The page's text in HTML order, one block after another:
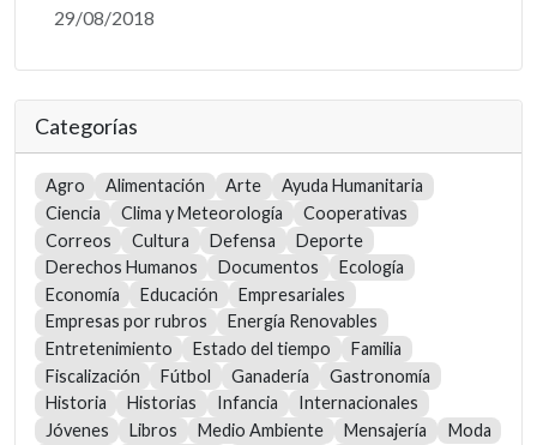
29/08/2018
Categorías
Agro Alimentación Arte
Ayuda Humanitaria
Ciencia
Clima y Meteorología
Cooperativas
Correos
Cultura Defensa
Deporte
Derechos Humanos
Documentos
Ecología
Economía
Educación
Empresariales
Empresas por rubros
Energía Renovables
Entretenimiento
Estado del tiempo
Familia
Fiscalización
Fútbol Ganadería
Gastronomía
Historia
Historias Infancia
Internacionales
Jóvenes
Libros Medio Ambiente Mensajería
Moda